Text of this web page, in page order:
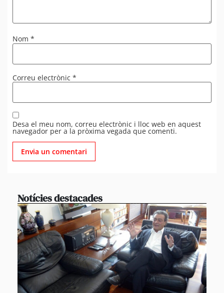
Nom *
Correu electrònic *
Desa el meu nom, correu electrònic i lloc web en aquest
navegador per a la pròxima vegada que comenti.
Notícies destacades